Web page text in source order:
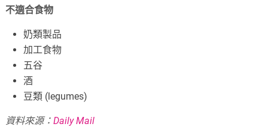
不適合食物
奶類製品
加工食物
五谷
酒
豆類 (legumes)
資料來源：Daily Mail